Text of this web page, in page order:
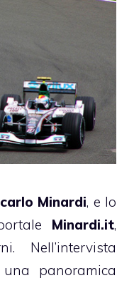
Minardi, e lo
Minardi.it,
Nell’intervista
panoramica